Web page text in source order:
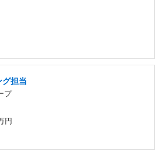
担当
プ
円